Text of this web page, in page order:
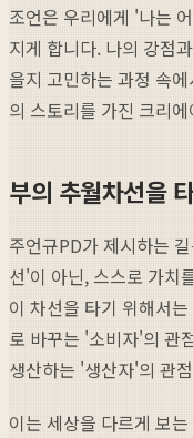
조언은 우리에게 '나는
지게 합니다. 나의 강점
을지 고민하는 과정 속
의 스토리를 가진 크리
부의 추월차선을
주언규PD가 제시하는
선'이 아닌, 스스로 가치
이 차선을 타기 위해서
로 바꾸는 '소비자'의 관
생산하는 '생산자'의 관
이는 세상을 다르게 보